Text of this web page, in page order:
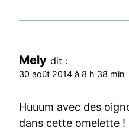
Mely dit :
30 août 2014 à 8 h 38 min
Huuum avec des
dans cette omelette !